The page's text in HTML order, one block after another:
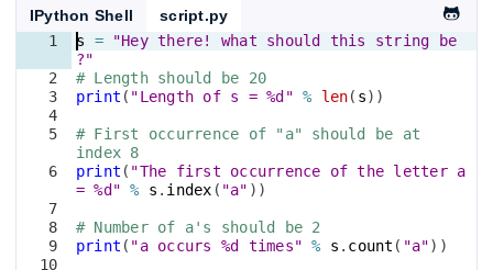
IPython Shell
script.py
1
2
3
4
5
6
7
8
9
10
s =
"Hey there! what should this string be
?"
# Length should be 20
print ( "Length of s = %d" % len( s))
# First occurrence of "a" should be at
index 8
print ( "The first occurrence of the letter a
= %d" % s . index ( "a" ))
# Number of a's should be 2
print ( "a occurs %d times" % s . count ( "a"))